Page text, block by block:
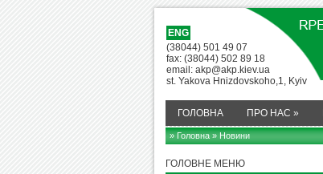
ENG
(38044) 501 49 07
fax: (38044) 502 89 18
email: akp@akp.kiev.ua
st. Yakova Hnizdovskoho,1, Kyiv
ГОЛОВНА ПРО НАС »
» Головна» Новини
ГОЛОВНЕ МЕНЮ